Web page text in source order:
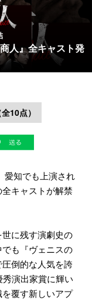
人』全キャスト発
10点）
愛知でも上演され
キャストが解禁
に残す演劇史の
も『ヴェニスの
倒的な人気を誇
演出家賞に輝い
覆す新しいアプ